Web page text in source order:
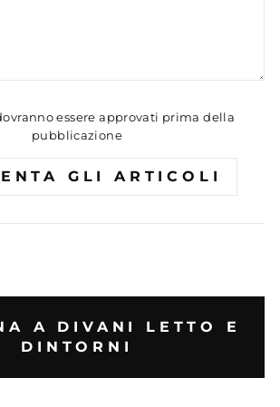
essere approvati prima della
pubblicazione
GLI ARTICOLI
A DIVANI LETTO E
DINTORNI